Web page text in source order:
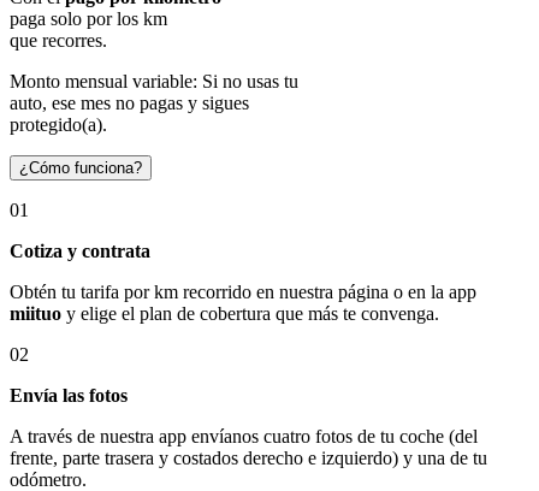
paga solo por los km
que recorres.
Monto mensual variable: Si no usas tu
auto, ese mes no pagas y sigues
protegido(a).
¿Cómo funciona?
01
Cotiza y contrata
Obtén tu tarifa por km recorrido en nuestra página o en la app
miituo y elige el plan de cobertura que más te convenga.
02
Envía las fotos
A través de nuestra app envíanos cuatro fotos de tu coche (del
frente, parte trasera y costados derecho e izquierdo) y una de tu
odómetro.